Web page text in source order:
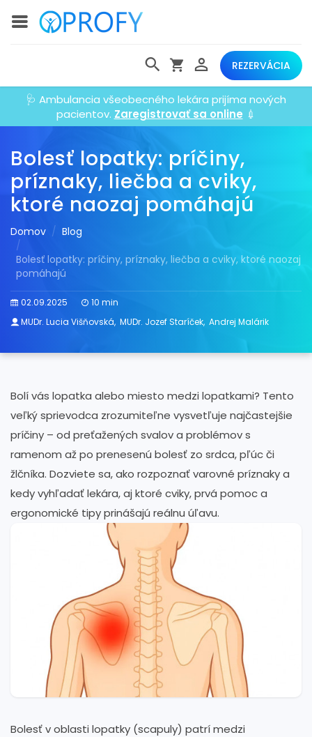
REZERVÁCIA
🩺 Ambulancia všeobecného lekára prijíma nových
pacientov. Zaregistrovať sa online 💉
Bolesť lopatky: príčiny,
príznaky, liečba a cviky,
ktoré naozaj pomáhajú
Domov
Blog
Bolesť lopatky: príčiny, príznaky, liečba a cviky, ktoré naozaj
pomáhajú
02.09.2025
10 min
MUDr. Lucia Višňovská, MUDr. Jozef Staríček, Andrej Malárik
Bolí vás lopatka alebo miesto medzi lopatkami? Tento
veľký sprievodca zrozumiteľne vysvetľuje najčastejšie
príčiny – od preťažených svalov a problémov s
ramenom až po prenesenú bolesť zo srdca, pľúc či
žlčníka. Dozviete sa, ako rozpoznať varovné príznaky a
kedy vyhľadať lekára, aj ktoré cviky, prvá pomoc a
ergonomické tipy prinášajú reálnu úľavu.
Bolesť v oblasti lopatky (scapuly) patrí medzi